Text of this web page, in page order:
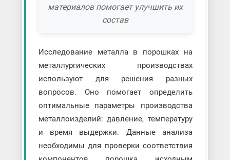
материалов помогает улучшить их
состав
Исследование металла в порошках на
металлургических производствах
используют для решения разных
вопросов. Оно помогает определить
оптимальные параметры производства
металлоизделий: давление, температуру
и время выдержки. Данные анализа
необходимы для проверки соответствия